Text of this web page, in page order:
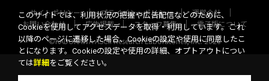
サイトポリシー プライバシーポリシー
運営会社
お問い合わせ
広告掲載 スタッフ募集
電子版について
©KADOKAWA ASCII Research Laboratories, Inc. 2026
このサイトでは、利用状況の把握や広告配信などのために、
Cookieを使用してアクセスデータを取得・利用しています。これ
以降のページに遷移した場合、Cookieの設定や使用に同意したこ
とになります。Cookieの設定や使用の詳細、オプトアウトについ
ては詳細 をご覧ください。